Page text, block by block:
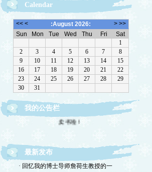
Calendar
我的公告栏
先睹为快——http://blog.sina.co
卖书啦！
最新发布
· 回忆我的博士导师詹荷生教授的一